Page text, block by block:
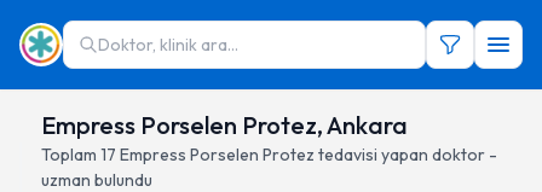
Doktor, klinik ara...
Empress Porselen Protez, Ankara
Toplam 17 Empress Porselen Protez tedavisi yapan doktor -
uzman bulundu